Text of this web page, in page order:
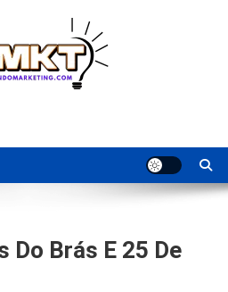
| Vivendo
Do Brás E 25 De